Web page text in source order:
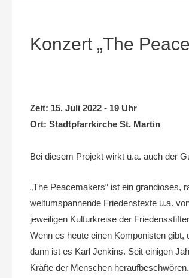
Konzert „The
Zeit: 15. Juli 2022 - 19 Uhr
Ort: Stadtpfarrkirche St. Martin
Bei diesem Projekt wirkt u.a. auch der
„The Peacemakers“ ist ein grandioses,
weltumspannende Friedenstexte u.a.
jeweiligen Kulturkreise der
Wenn es heute einen Komponisten
dann ist es Karl Jenkins. Seit einigen
Kräfte der Menschen